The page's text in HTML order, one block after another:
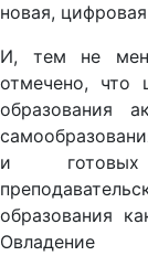
новая,
И, тем не
отмечено, что
образования
и готовых
образования